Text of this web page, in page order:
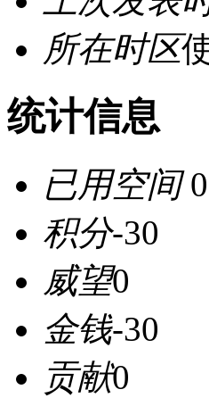
所在时区
统计信息
已用空间
积分-30
威望0
金钱-30
贡献0